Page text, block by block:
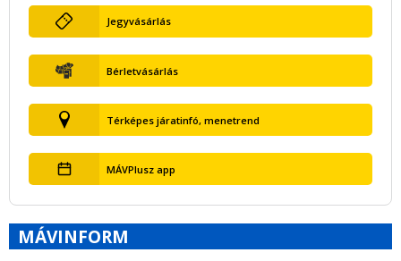
Jegyvásárlás
Bérletvásárlás
Térképes járatinfó, menetrend
MÁVPlusz app
MÁVINFORM